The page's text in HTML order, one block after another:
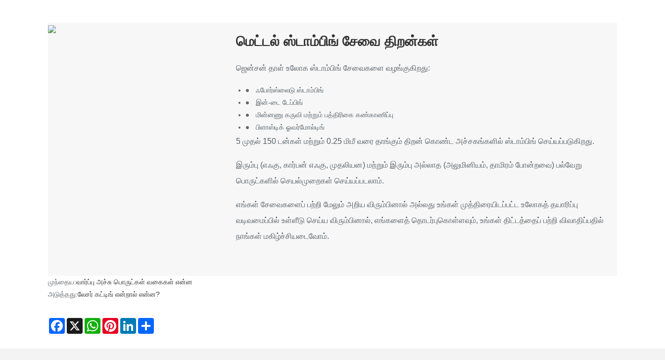
மெட்டல் ஸ்டாம்பிங் சேவை திறன்கள்
ஜென்சன் தாள் உலோக ஸ்டாம்பிங் சேவைகளை வழங்குகிறது:
ஃபோர்ஸ்லைடு ஸ்டாம்பிங்
இன்-டை டேப்பிங்
மின்னணு கருவி மற்றும் பத்திரிகை கண்காணிப்பு
பிளாஸ்டிக் ஓவர்மோல்டிங்
5 முதல் 150 டன்கள் மற்றும் 0.25 மிமீ வரை தாங்கும் திறன் கொண்ட அச்சகங்களில் ஸ்டாம்பிங் செய்யப்படுகிறது.
இரும்பு (எஃகு, கார்பன் எஃகு, முதலியன) மற்றும் இரும்பு அல்லாத (அலுமினியம், தாமிரம் போன்றவை) பல்வேறு
பொருட்களில் செயல்முறைகள் செய்யப்படலாம்.
எங்கள் சேவைகளைப் பற்றி மேலும் அறிய விரும்பினால் அல்லது உங்கள் முத்திரையிடப்பட்ட உலோகத் தயாரிப்பு
வடிவமைப்பில் உள்ளீடு செய்ய விரும்பினால், எங்களைத் தொடர்புகொள்ளவும், உங்கள் திட்டத்தைப் பற்றி விவாதிப்பதில்
நாங்கள் மகிழ்ச்சியடைவோம்.
முந்தைய:வார்ப்பு அச்சு பொருட்கள் வகைகள் என்ன
அடுத்தது:லேசர் கட்டிங் என்றால் என்ன?
Facebook
X WhatsAppPinterestLinkedIn